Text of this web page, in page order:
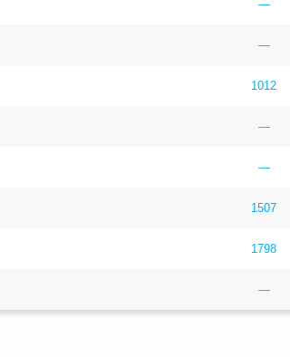
—
—
1012
—
—
1507
1798
—